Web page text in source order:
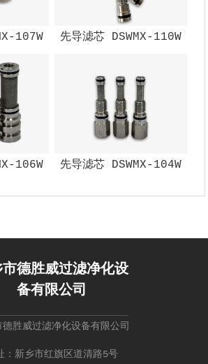
107W 先导滤芯 DSWMX-110W
106W 先导滤芯 DSWMX-104W
德胜威过滤净化设
备有限公司
德胜威过滤净化设备有限公司
：新乡市红旗区道清路5号